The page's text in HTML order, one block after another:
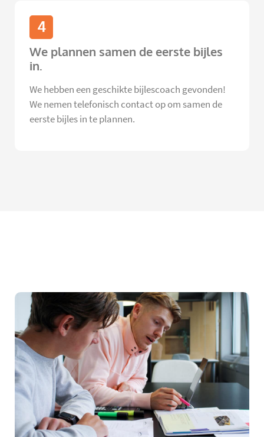
4
We plannen samen de eerste bijles
in.
We hebben een geschikte bijlescoach gevonden!
We nemen telefonisch contact op om samen de
eerste bijles in te plannen.